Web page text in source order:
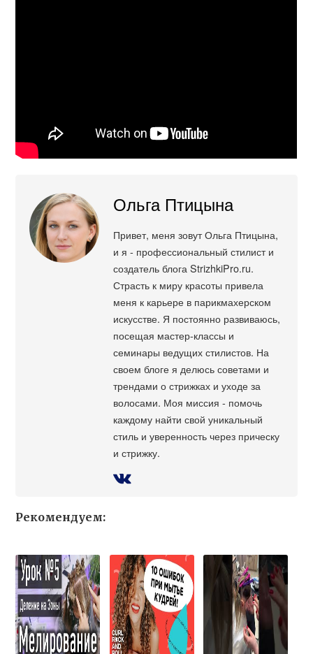
Ольга Птицына
Привет, меня зовут Ольга Птицына,
и я - профессиональный стилист и
создатель блога StrizhkiPro.ru.
Страсть к миру красоты привела
меня к карьере в парикмахерском
искусстве. Я постоянно развиваюсь,
посещая мастер-классы и
семинары ведущих стилистов. На
своем блоге я делюсь советами и
трендами о стрижках и уходе за
волосами. Моя миссия - помочь
каждому найти свой уникальный
стиль и уверенность через прическу
и стрижку.
Рекомендуем: